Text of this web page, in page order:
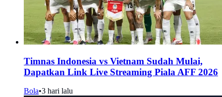
Timnas Indonesia vs Vietnam Sudah Mulai,
Dapatkan Link Live Streaming Piala AFF 2026
Bola•3 hari lalu